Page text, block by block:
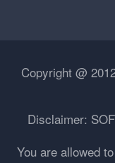
Copyright @
Disclaimer:
You are allowed